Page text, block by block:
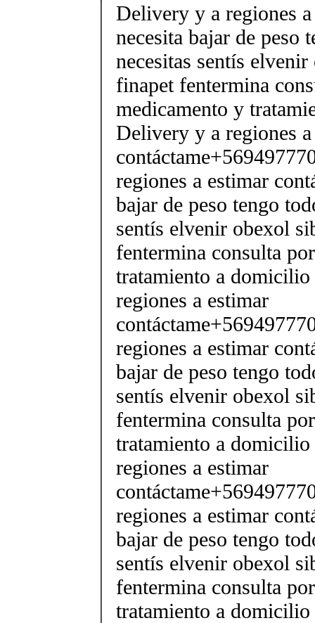
Delivery y a regiones
necesita bajar de peso
necesitas sentís
finapet fentermina
medicamento y
Delivery y a regiones
regiones a estimar
bajar de peso tengo
sentís elvenir obexol
fentermina consulta
tratamiento a
regiones a estimar
regiones a estimar
bajar de peso tengo
sentís elvenir obexol
fentermina consulta
tratamiento a
regiones a estimar
regiones a estimar
bajar de peso tengo
sentís elvenir obexol
fentermina consulta
tratamiento a